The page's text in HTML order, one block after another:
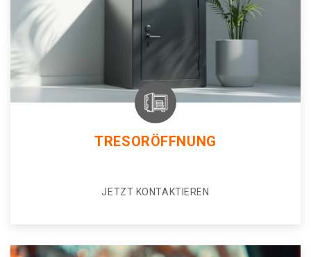
TRESORÖFFNUNG
JETZT KONTAKTIEREN